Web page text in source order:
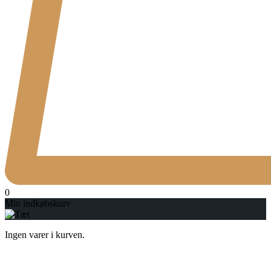
0
Min indkøbskurv
Ingen varer i kurven.